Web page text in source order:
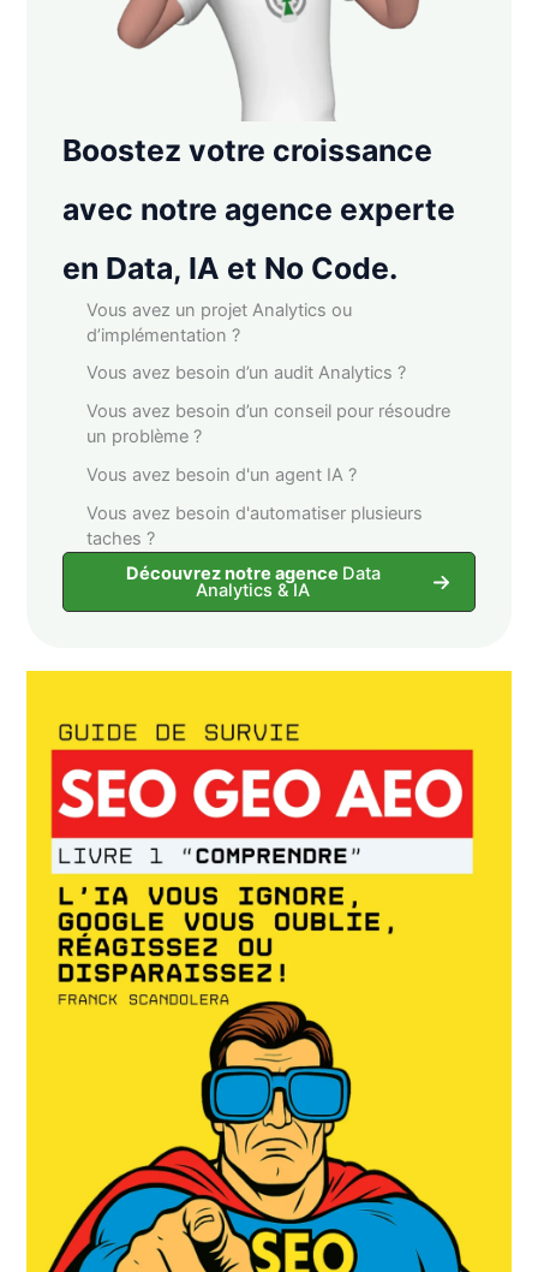
Boostez votre croissance
avec notre agence experte
en Data, IA et No Code.
Vous avez un projet Analytics ou
d’implémentation ?
Vous avez besoin d’un audit Analytics ?
Vous avez besoin d’un conseil pour résoudre
un problème ?
Vous avez besoin d'un agent IA ?
Vous avez besoin d'automatiser plusieurs
taches ?
Découvrez notre agence Data
Analytics & IA